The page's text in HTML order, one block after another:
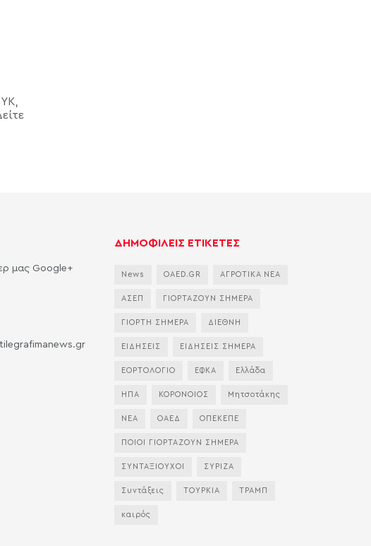
μας Google+
tilegrafimanews.gr
ΔΗΜΟΦΙΛΕΙΣ ΕΤΙΚΕΤΕΣ
News OAED.GR ΑΓΡΟΤΙΚΑ ΝΕΑ
ΑΣΕΠ ΓΙΟΡΤΑΖΟΥΝ ΣΗΜΕΡΑ
ΓΙΟΡΤΗ ΣΗΜΕΡΑ ΔΙΕΘΝΗ
ΕΙΔΗΣΕΙΣ ΕΙΔΗΣΕΙΣ ΣΗΜΕΡΑ
ΕΟΡΤΟΛΟΓΙΟ ΕΦΚΑ Ελλάδα
ΗΠΑ ΚΟΡΟΝΟΙΟΣ Μητσοτάκης
ΝΕΑ ΟΑΕΔ ΟΠΕΚΕΠΕ
ΠΟΙΟΙ ΓΙΟΡΤΑΖΟΥΝ ΣΗΜΕΡΑ
ΣΥΝΤΑΞΙΟΥΧΟΙ ΣΥΡΙΖΑ
Συντάξεις ΤΟΥΡΚΙΑ ΤΡΑΜΠ
καιρός